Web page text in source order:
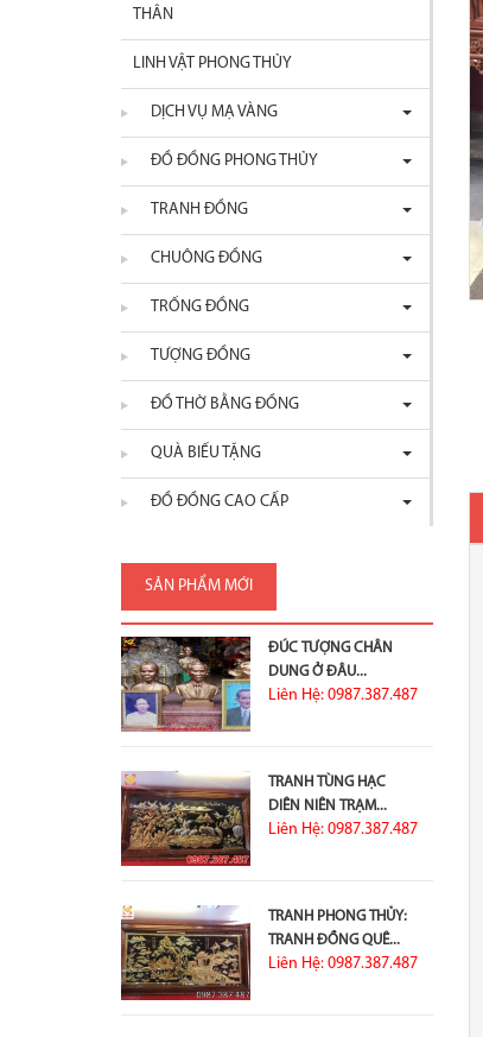
THÂN
LINH VẬT PHONG THỦY
DỊCH VỤ MẠ VÀNG
ĐỒ ĐỒNG PHONG THỦY
TRANH ĐỒNG
CHUÔNG ĐỒNG
TRỐNG ĐỒNG
TƯỢNG ĐỒNG
ĐỒ THỜ BẰNG ĐỒNG
QUÀ BIẾU TẶNG
ĐỒ ĐỒNG CAO CẤP
SẢN PHẨM MỚI
ĐÚC TƯỢNG CHÂN
DUNG Ở ĐÂU...
Liên Hệ: 0987.387.487
TRANH TÙNG HẠC
DIÊN NIÊN TRẠM...
Liên Hệ: 0987.387.487
TRANH PHONG THỦY:
TRANH ĐỒNG QUÊ...
Liên Hệ: 0987.387.487